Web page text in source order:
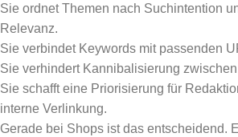
Sie ordnet Themen nach Suchintention
Relevanz.
Sie verbindet Keywords mit passenden
Sie verhindert Kannibalisierung
Sie schafft eine Priorisierung für
interne Verlinkung.
Gerade bei Shops ist das entscheidend.